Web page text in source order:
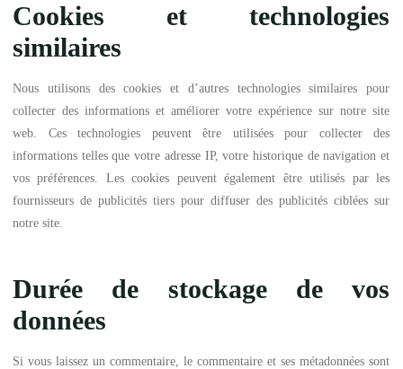
Cookies et technologies
similaires
Nous utilisons des cookies et d’autres technologies similaires pour
collecter des informations et améliorer votre expérience sur notre site
web. Ces technologies peuvent être utilisées pour collecter des
informations telles que votre adresse IP, votre historique de navigation et
vos préférences. Les cookies peuvent également être utilisés par les
fournisseurs de publicités tiers pour diffuser des publicités ciblées sur
notre site.
Durée de stockage de vos
données
Si vous laissez un commentaire, le commentaire et ses métadonnées sont